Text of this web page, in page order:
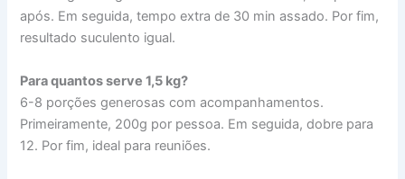
após. Em seguida, tempo extra de 30 min assado. Por fim,
resultado suculento igual.
Para quantos serve 1,5 kg?
6-8 porções generosas com acompanhamentos.
Primeiramente, 200g por pessoa. Em seguida, dobre para
12. Por fim, ideal para reuniões.